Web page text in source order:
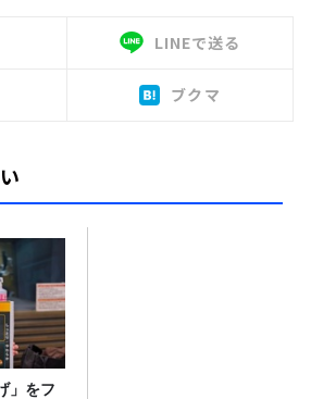
LINEで送る
ブクマ
」をフ